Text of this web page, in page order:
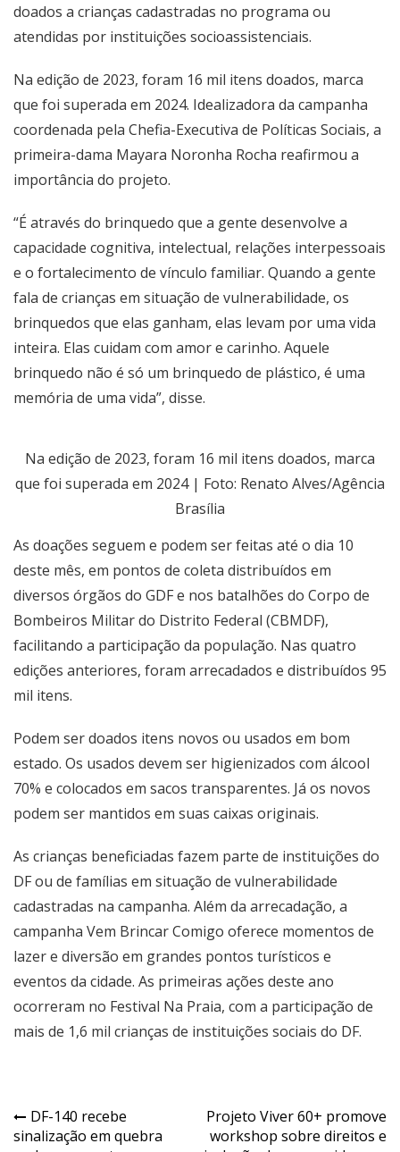
doados a crianças cadastradas no programa ou
atendidas por instituições socioassistenciais.
Na edição de 2023, foram 16 mil itens doados, marca
que foi superada em 2024. Idealizadora da campanha
coordenada pela Chefia-Executiva de Políticas Sociais, a
primeira-dama Mayara Noronha Rocha reafirmou a
importância do projeto.
“É através do brinquedo que a gente desenvolve a
capacidade cognitiva, intelectual, relações interpessoais
e o fortalecimento de vínculo familiar. Quando a gente
fala de crianças em situação de vulnerabilidade, os
brinquedos que elas ganham, elas levam por uma vida
inteira. Elas cuidam com amor e carinho. Aquele
brinquedo não é só um brinquedo de plástico, é uma
memória de uma vida”, disse.
Na edição de 2023, foram 16 mil itens doados, marca
que foi superada em 2024 | Foto: Renato Alves/Agência
Brasília
As doações seguem e podem ser feitas até o dia 10
deste mês, em pontos de coleta distribuídos em
diversos órgãos do GDF e nos batalhões do Corpo de
Bombeiros Militar do Distrito Federal (CBMDF),
facilitando a participação da população. Nas quatro
edições anteriores, foram arrecadados e distribuídos 95
mil itens.
Podem ser doados itens novos ou usados em bom
estado. Os usados devem ser higienizados com álcool
70% e colocados em sacos transparentes. Já os novos
podem ser mantidos em suas caixas originais.
As crianças beneficiadas fazem parte de instituições do
DF ou de famílias em situação de vulnerabilidade
cadastradas na campanha. Além da arrecadação, a
campanha Vem Brincar Comigo oferece momentos de
lazer e diversão em grandes pontos turísticos e
eventos da cidade. As primeiras ações deste ano
ocorreram no Festival Na Praia, com a participação de
mais de 1,6 mil crianças de instituições sociais do DF.
Navegação
DF-140 recebe
sinalização em quebra
Projeto Viver 60+ promove
workshop sobre direitos e